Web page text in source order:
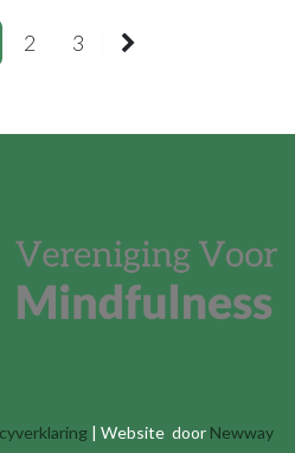
2 3
| Website door Newway